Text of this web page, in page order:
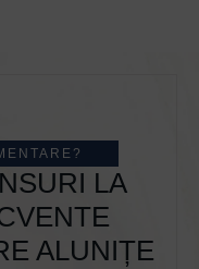
LA
ALUNIȚE